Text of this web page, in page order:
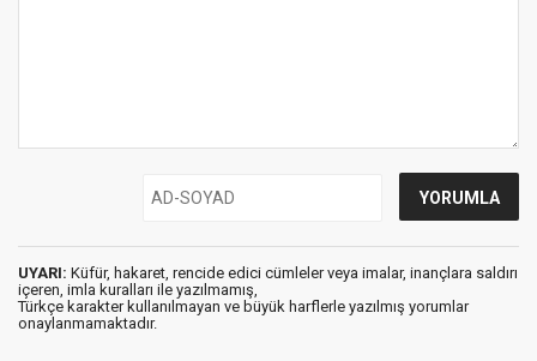
UYARI: Küfür, hakaret, rencide edici cümleler veya imalar, inançlara saldırı
içeren, imla kuralları ile yazılmamış,
Türkçe karakter kullanılmayan ve büyük harflerle yazılmış yorumlar
onaylanmamaktadır.